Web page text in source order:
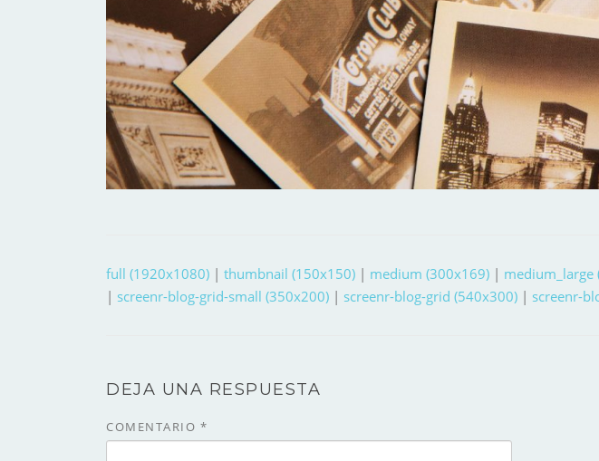
full (1920x1080) | thumbnail (150x150) | medium (300x169) | medium_large
| screenr-blog-grid-small (350x200) | screenr-blog-grid (540x300) | screenr-
DEJA UNA RESPUESTA
COMENTARIO *